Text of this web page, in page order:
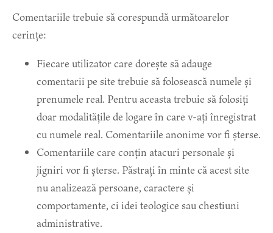
Comentariile trebuie să corespundă următoarelor
cerințe:
Fiecare utilizator care dorește să adauge
comentarii pe site trebuie să folosească numele și
prenumele real. Pentru aceasta trebuie să folosiți
doar modalitățile de logare în care v-ați înregistrat
cu numele real. Comentariile anonime vor fi șterse.
Comentariile care conțin atacuri personale și
jigniri vor fi șterse. Păstrați în minte că acest site
nu analizează persoane, caractere și
comportamente, ci idei teologice sau chestiuni
administrative.